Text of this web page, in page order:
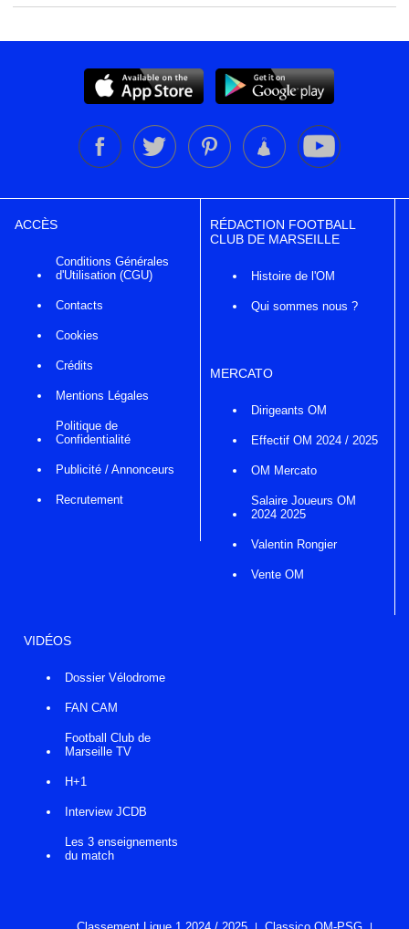
ACCÈS
Conditions Générales
d'Utilisation (CGU)
Contacts
Cookies
Crédits
Mentions Légales
Politique de
Confidentialité
Publicité / Annonceurs
Recrutement
RÉDACTION FOOTBALL
CLUB DE MARSEILLE
Histoire de l'OM
Qui sommes nous ?
MERCATO
Dirigeants OM
Effectif OM 2024 / 2025
OM Mercato
Salaire Joueurs OM
2024 2025
Valentin Rongier
Vente OM
VIDÉOS
Dossier Vélodrome
FAN CAM
Football Club de
Marseille TV
H+1
Interview JCDB
Les 3 enseignements
du match